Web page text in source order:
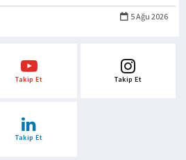
5 Ağu 2026
Takip Et Takip Et
Takip Et